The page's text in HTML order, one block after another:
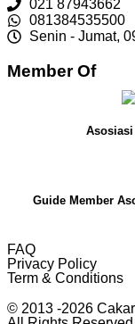
021 87943662
081384535500
Senin - Jumat,
Member Of
Guide Member
FAQ
Privacy Policy
Term & Conditions
© 2013 -2026